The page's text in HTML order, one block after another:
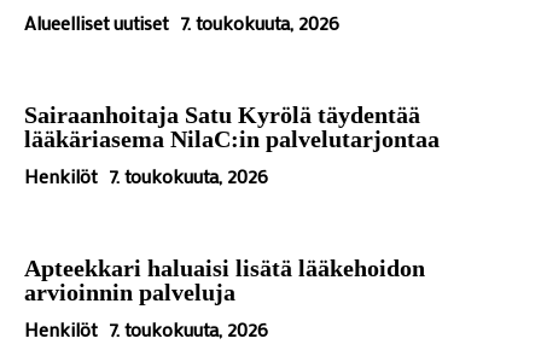
Alueelliset uutiset 7. toukokuuta, 2026
Sairaanhoitaja Satu Kyrölä täydentää
lääkäriasema NilaC:in palvelutarjontaa
Henkilöt 7. toukokuuta, 2026
Apteekkari haluaisi lisätä lääkehoidon
arvioinnin palveluja
Henkilöt 7. toukokuuta, 2026